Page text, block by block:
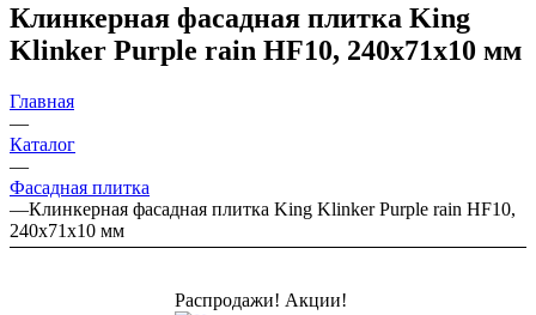
Клинкерная фасадная плитка King
Klinker Purple rain HF10, 240х71х10 мм
Главная
—
Каталог
—
Фасадная плитка
—Клинкерная фасадная плитка King Klinker Purple rain HF10,
240х71х10 мм
Распродажи! Акции!